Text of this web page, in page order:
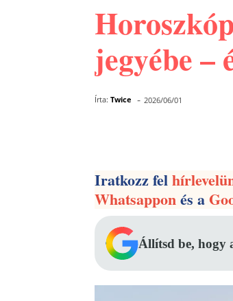
jegyébe
Írta: Twice - 2026/06/01
Iratkozz fel
Whatsapponés a
Állítsd be, hogy